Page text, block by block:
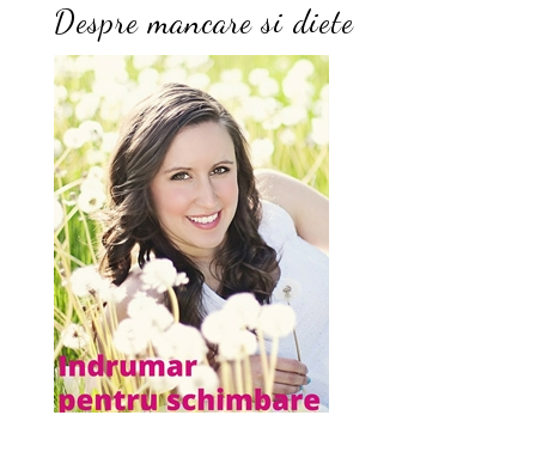
Despre mancare si diete